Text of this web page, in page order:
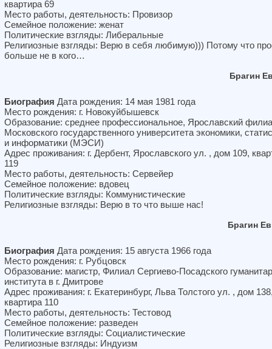
квартира 69
Место работы, деятельность: Провизор
Семейное положение: женат
Политические взгляды: Либеральные
Религиозные взгляды: Верю в себя любимую))) Потому что
больше не в кого…
Брагин
Биография Дата рождения: 14 мая 1981 года
Место рождения: г. Новокуйбышевск
Образование: среднее профессиональное, Ярославский
Московского государственного университета экономики,
и информатики (МЭСИ)
Адрес проживания: г. Дербент, Ярославского ул. , дом 109,
119
Место работы, деятельность: Сервейер
Семейное положение: вдовец
Политические взгляды: Коммунистические
Религиозные взгляды: Верю в то что выше нас!
Брагин
Биография Дата рождения: 15 августа 1966 года
Место рождения: г. Рубцовск
Образование: магистр, Филиал Сергиево-Посадского
института в г. Дмитрове
Адрес проживания: г. Екатеринбург, Льва Толстого ул. , дом
квартира 110
Место работы, деятельность: Тестовод
Семейное положение: разведен
Политические взгляды: Социалистические
Религиозные взгляды: Индуизм